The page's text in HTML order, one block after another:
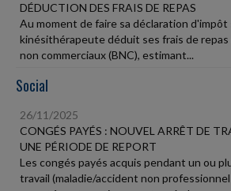
DÉDUCTION DES FRAIS DE REPAS
Au moment de faire sa déclaration d'impôt
kinésithérapeute déduit ses frais de
non commerciaux (BNC), estimant...
Social
26/11/2025
CONGÉS PAYÉS : NOUVEL ARRÊT DE
UNE PÉRIODE DE REPORT
Les congés payés acquis pendant un ou
travail (maladie/accident non